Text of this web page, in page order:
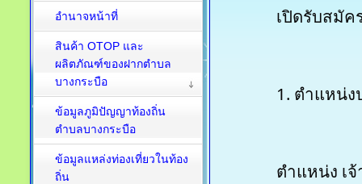
เปิดรับสมั
1. ตำแห
ตำแหน่ง
อำนาจหน้าที่
สินค้า OTOP และ
ผลิตภัณฑ์ของฝากตำบล
บางกระบือ
ข้อมูลภูมิปัญญาท้องถิ่น
ตำบลบางกระบือ
ข้อมูลแหล่งท่องเที่ยวในท้อง
ถิ่น